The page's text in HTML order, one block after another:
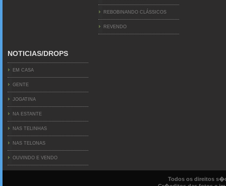
REBOBINANDO CLÁSSICOS
REVENDO
NOTICIAS/DROPS
EM CASA
GENTE
JOGATINA
NA ESTANTE
NAS TELINHAS
NAS TELONAS
OUVINDO E VENDO
Todos os direitos